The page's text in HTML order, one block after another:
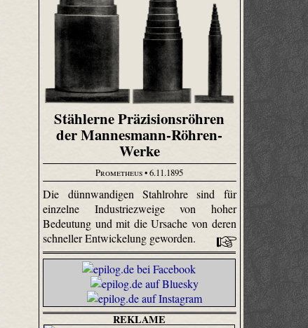
Stählerne Präzisionsröhren
der Mannesmann-Röhren-
Werke
Prometheus• 6.11.1895
Die dünnwandigen Stahlrohre sind für
einzelne Industriezweige von hoher
Bedeutung und mit die Ursache von deren
schneller Entwickelung geworden.
REKLAME